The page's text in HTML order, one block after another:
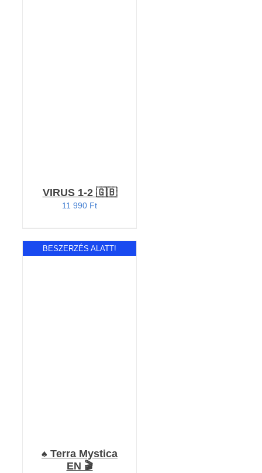
VIRUS 1-2 🇬🇧
11 990 Ft
BESZERZÉS ALATT!
♠️ Terra Mystica
EN 🎬